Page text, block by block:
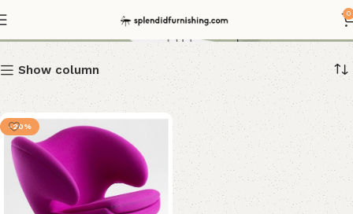
0
Fin Juhl
Show column
-20%